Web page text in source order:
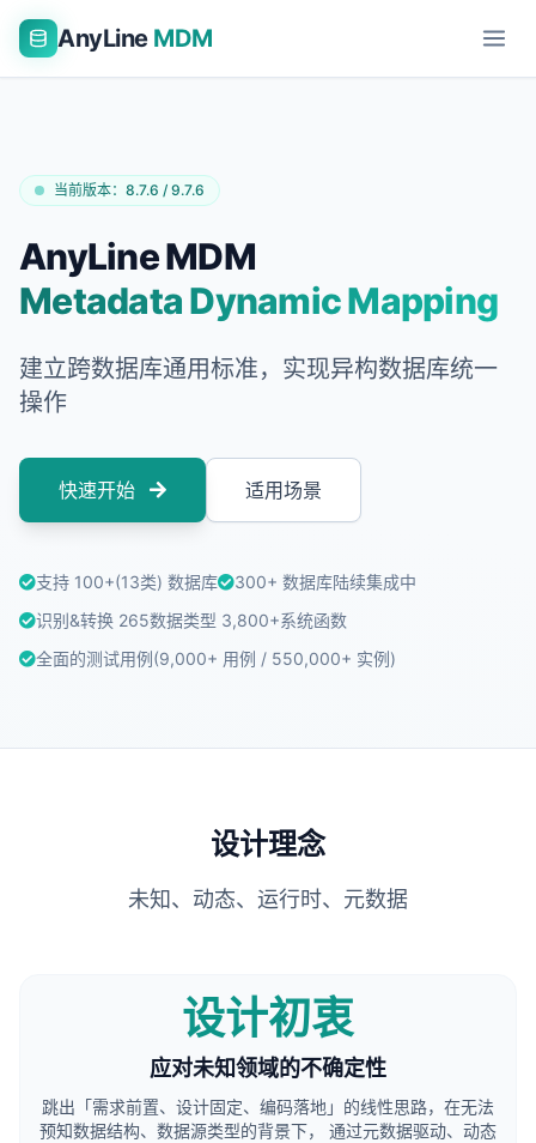
AnyLine MDM
当前版本：8.7.6 / 9.7.6
AnyLine MDM
Metadata Dynamic Mapping
建立跨数据库通用标准，实现异构数据库统一
操作
快速开始 适用场景
支持 100+(13类) 数据库
300+ 数据库陆续集成中
识别&转换 265数据类型 3,800+系统函数
全面的测试用例(9,000+ 用例 / 550,000+ 实例)
设计理念
未知、动态、运行时、元数据
设计初衷
应对未知领域的不确定性
跳出「需求前置、设计固定、编码落地」的线性思路，在无法
预知数据结构、数据源类型的背景下， 通过元数据驱动、动态